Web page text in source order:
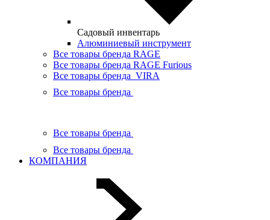
Садовый инвентарь
Алюминиевый инструмент
Все товары бренда RAGE
Все товары бренда RAGE Furious
Все товары бренда VIRA
Все товары бренда
Все товары бренда
Все товары бренда
КОМПАНИЯ